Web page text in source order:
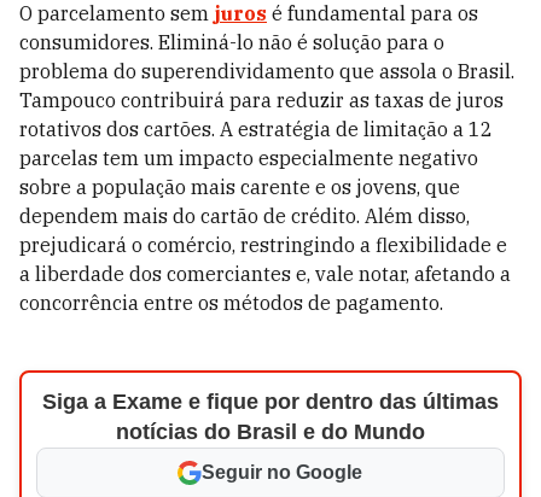
O parcelamento sem juros é fundamental para os
consumidores. Eliminá-lo não é solução para o
problema do superendividamento que assola o Brasil.
Tampouco contribuirá para reduzir as taxas de juros
rotativos dos cartões. A estratégia de limitação a 12
parcelas tem um impacto especialmente negativo
sobre a população mais carente e os jovens, que
dependem mais do cartão de crédito. Além disso,
prejudicará o comércio, restringindo a flexibilidade e
a liberdade dos comerciantes e, vale notar, afetando a
concorrência entre os métodos de pagamento.
Siga a Exame e fique por dentro das últimas
notícias do Brasil e do Mundo
Seguir no Google